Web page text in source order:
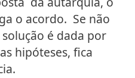
o acordo. Se não
é dada por
hipóteses, fica